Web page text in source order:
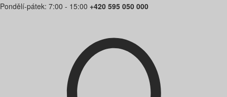
Pondělí-pátek: 7:00 - 15:00 +420 595 050 000